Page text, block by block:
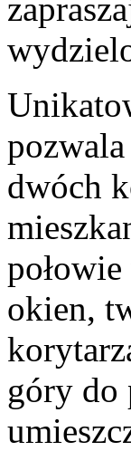
dwóch
okien,
góry do